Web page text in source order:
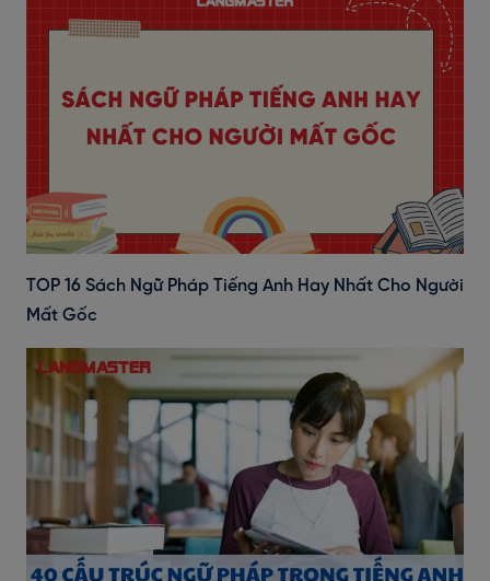
TOP 16 Sách Ngữ Pháp Tiếng Anh Hay Nhất Cho Người
Mất Gốc